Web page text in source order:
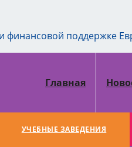
финансовой поддержке
Главная
УЧЕБНЫЕ ЗАВЕДЕНИЯ